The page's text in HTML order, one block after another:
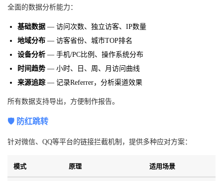
全面的数据分析能力：
基础数据 — 访问次数、独立访客、IP数量
地域分布 — 访客省份、城市TOP排名
设备分析 — 手机/PC比例、操作系统分布
时间趋势 — 小时、日、周、月访问曲线
来源追踪 — 记录Referrer，分析渠道效果
所有数据支持导出，方便制作报告。
🛡️ 防红跳转
针对微信、QQ等平台的链接拦截机制，提供多种应对方案：
模式 原理 适用场景